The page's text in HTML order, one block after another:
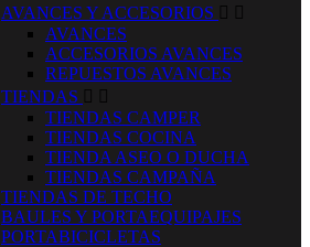
AVANCES Y ACCESORIOS  
AVANCES
ACCESORIOS AVANCES
REPUESTOS AVANCES
TIENDAS  
TIENDAS CAMPER
TIENDAS COCINA
TIENDA ASEO O DUCHA
TIENDAS CAMPAÑA
TIENDAS DE TECHO
BAULES Y PORTAEQUIPAJES
PORTABICICLETAS